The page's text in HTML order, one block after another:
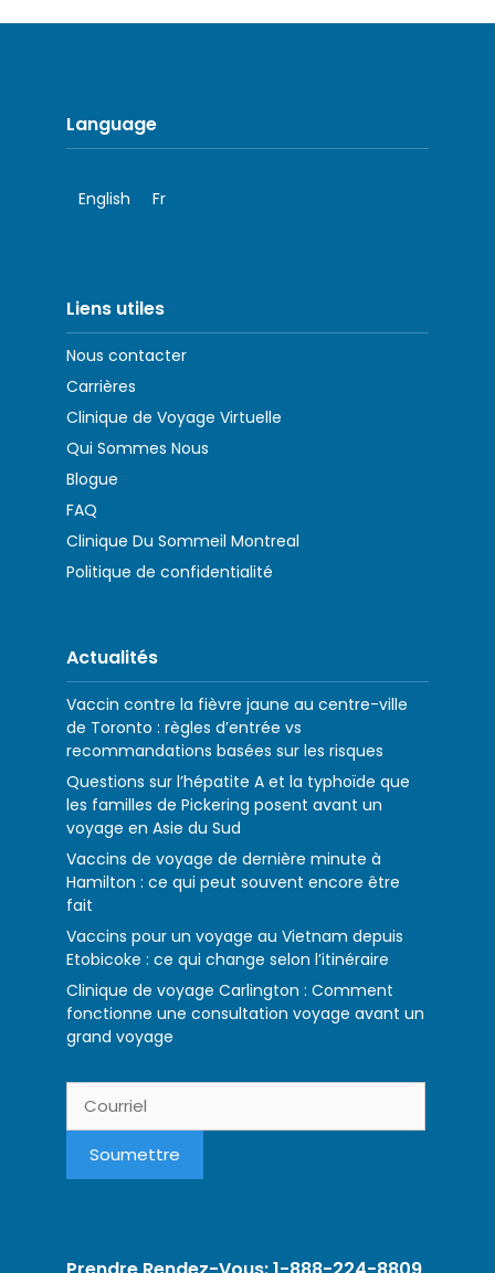
Language
English Fr
Liens utiles
Nous contacter
Carrières
Clinique de Voyage Virtuelle
Qui Sommes Nous
Blogue
FAQ
Clinique Du Sommeil Montreal
Politique de confidentialité
Actualités
Vaccin contre la fièvre jaune au centre-ville
de Toronto : règles d’entrée vs
recommandations basées sur les risques
Questions sur l’hépatite A et la typhoïde que
les familles de Pickering posent avant un
voyage en Asie du Sud
Vaccins de voyage de dernière minute à
Hamilton : ce qui peut souvent encore être
fait
Vaccins pour un voyage au Vietnam depuis
Etobicoke : ce qui change selon l’itinéraire
Clinique de voyage Carlington : Comment
fonctionne une consultation voyage avant un
grand voyage